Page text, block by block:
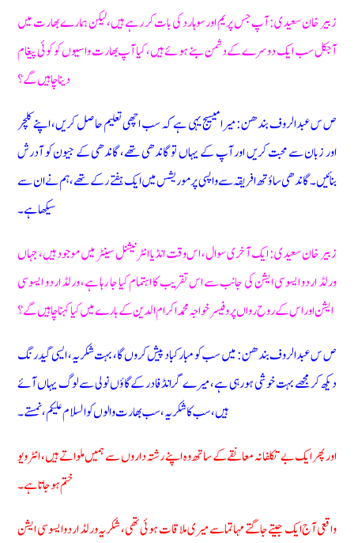
زبیر خان سعیدی: آپ جس پریم اور سوہارد کی بات کر رہے ہیں، لیکن ہمارے بھارت میں
آجکل سب ایک دوسرے کے دشمن بنے ہوئے ہیں، کیا آپ بھارت واسیوں کو کوئی پیغام
دینا چاہیں گے؟
ص س عبدالروف بندھن: میرا میسیج یہی ہے کہ سب اچھی تعلیم حاصل کریں، اپنے کلچر
اور زبان سے محبت کریں اور آپ کے یہاں تو گاندھی تھے، گاندھی کے جیون کو آدرش
بنائیں۔ گاندھی ساؤتھ افریقہ سے واپسی پر موریشس میں ایک ہفتے رکے تھے، ہم نے ان سے
سیکھا ہے۔
زبیر خان سعیدی: ایک آخری سوال، اس وقت انڈیا انٹرنیشنل سینٹر میں موجود ہیں، جہاں
ورلڈ اردو ایسوسی ایشن کی جانب سے اس تقریب کا اہتمام کیا جا رہا ہے، ورلڈ اردو ایسوسی
ایشن اور اس کے روح رواں پروفیسر خواجہ محمد اکرام الدین کے بارے میں کیا کہنا چاہیں گے؟
ص س عبدالروف بندھن: میں سب کو مبارکباد پیش کروں گا، بہت شکریہ، ایسی گیدرنگ
دیکھ کر مجھے بہت خوشی ہو رہی ہے، میرے گرانڈ فادر کے گاؤں نولی سے لوگ یہاں آئے
ہیں، سب کا شکریہ، سب بھارت والوں کو السلام علیکم، نمستے۔
اور پھر ایک بے تکلفانہ معانقے کے ساتھ وہ اپنے رشتہ داروں سے ہمیں ملواتے ہیں، انٹرویو
ختم ہوجاتا ہے۔
واقعی آج ایک جیتے جاگتے مہاتما سے میری ملاقات ہوئی تھی، شکریہ ورلڈ اردو ایسوسی ایشن